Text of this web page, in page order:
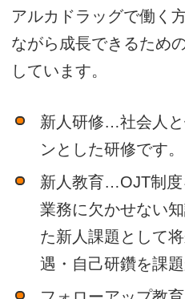
アルカドラッグで働く
ながら成長できるため
しています。
新人研修…社会人
ンとした研修です。
新人教育…OJT制度
業務に欠かせない
た新人課題として
遇・自己研鑽を課題